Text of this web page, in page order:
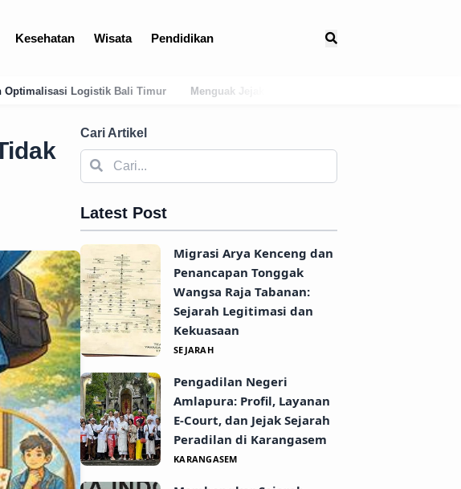
Kesehatan Wisata Pendidikan
Menguak Jejak Kuno: Asal-Usul Mitologis dan Hubungan Awal Tabanan dengan
Cari Artikel
Latest Post
Migrasi Arya Kenceng dan
Penancapan Tonggak
Wangsa Raja Tabanan:
Sejarah Legitimasi dan
Kekuasaan
SEJARAH
Pengadilan Negeri
Amlapura: Profil, Layanan
E-Court, dan Jejak Sejarah
Peradilan di Karangasem
KARANGASEM